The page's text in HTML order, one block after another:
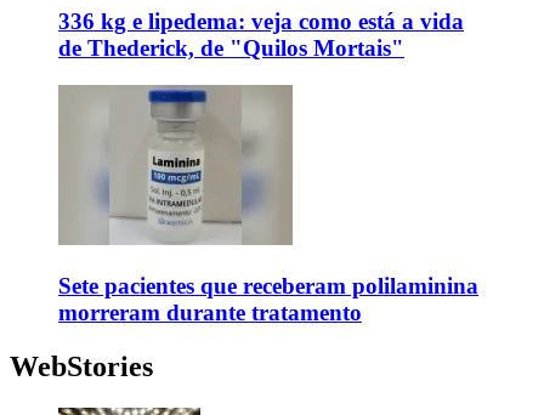
336 kg e lipedema: veja como está a vida
de Thederick, de "Quilos Mortais"
Sete pacientes que receberam polilaminina
morreram durante tratamento
WebStories